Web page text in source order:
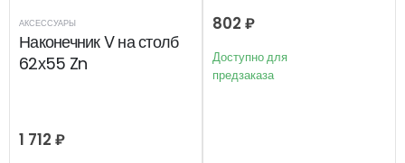
АКСЕССУАРЫ
Наконечник V на столб
62х55 Zn
1 712 ₽
802 ₽
Доступно для
предзаказа